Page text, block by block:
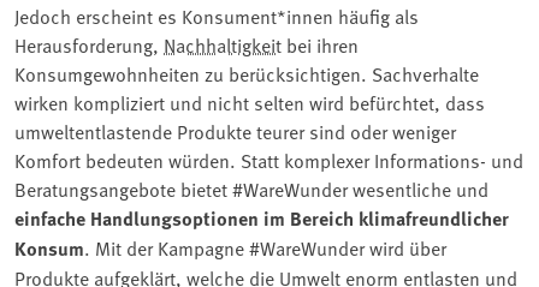
Jedoch erscheint es Konsument*innen häufig als
Herausforderung, Nachhaltigkeit bei ihren
Konsumgewohnheiten zu berücksichtigen. Sachverhalte
wirken kompliziert und nicht selten wird befürchtet, dass
umweltentlastende Produkte teurer sind oder weniger
Komfort bedeuten würden. Statt komplexer Informations- und
Beratungsangebote bietet #WareWunder wesentliche und
einfache Handlungsoptionen im Bereich klimafreundlicher
Konsum. Mit der Kampagne #WareWunder wird über
Produkte aufgeklärt, welche die Umwelt enorm entlasten und